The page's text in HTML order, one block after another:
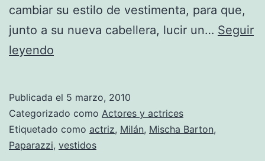
cambiar su estilo de vestimenta, para que,
junto a su nueva cabellera, lucir un… Seguir
leyendo
su
guardarropa
Publicada el 5 marzo, 2010
Categorizado como Actores y actrices
Etiquetado como actriz, Milán, Mischa Barton,
Paparazzi, vestidos